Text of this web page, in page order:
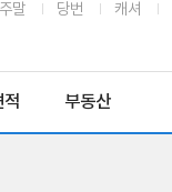
주말 당번 캐셔
적 부동산